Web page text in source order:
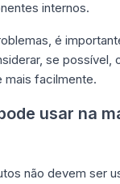
internos.
é
se possível,
mais facilmente.
usar na
não devem ser